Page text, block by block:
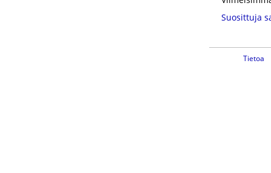
Suosittuja
Tietoa